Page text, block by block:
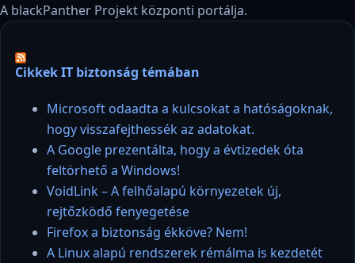
A blackPanther Projekt központi portálja.
Cikkek IT biztonság témában
Microsoft odaadta a kulcsokat a hatóságoknak,
hogy visszafejthessék az adatokat.
A Google prezentálta, hogy a évtizedek óta
feltörhető a Windows!
VoidLink – A felhőalapú környezetek új,
rejtőzködő fenyegetése
Firefox a biztonság ékköve? Nem!
A Linux alapú rendszerek rémálma is kezdetét